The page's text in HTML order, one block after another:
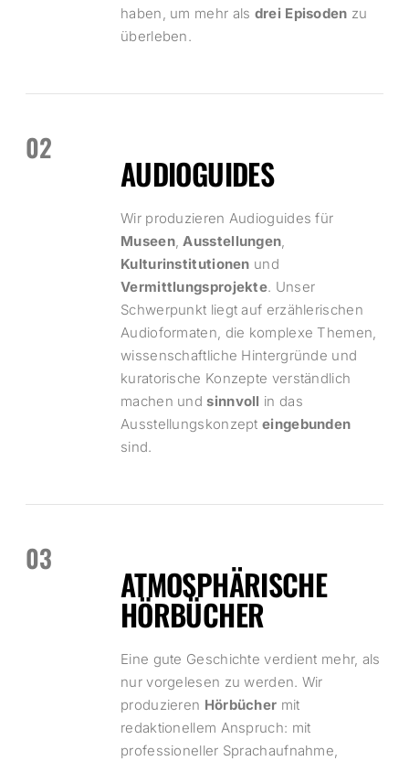
haben, um mehr als drei Episoden zu
überleben.
02
AUDIOGUIDES
Wir produzieren Audioguides für
Museen,Ausstellungen,
Kulturinstitutionen und
Vermittlungsprojekte. Unser
Schwerpunkt liegt auf erzählerischen
Audioformaten, die komplexe Themen,
wissenschaftliche Hintergründe und
kuratorische Konzepte verständlich
machen und sinnvoll in das
Ausstellungskonzepteingebunden
sind.
03
ATMOSPHÄRISCHE
HÖRBÜCHER
Eine gute Geschichte verdient mehr, als
nur vorgelesen zu werden. Wir
produzieren Hörbücher mit
redaktionellem Anspruch: mit
professioneller Sprachaufnahme,